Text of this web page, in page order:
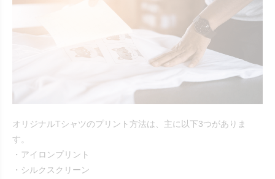
オリジナルTシャツのプリント方法は、主に以下3つがありま
す。
・アイロンプリント
・シルクスクリーン